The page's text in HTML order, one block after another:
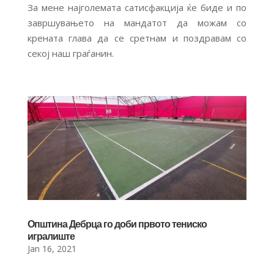
За мене најголемата сатисфакција ќе биде и по
завршувањето на мандатот да можам со
крената глава да се сретнам и поздравам со
секој наш граѓанин.
Општина Дебрца го доби првото тениско
игралиште
Jan 16, 2021